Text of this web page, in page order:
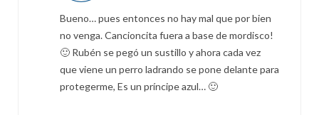
Bueno… pues entonces no hay mal que por bien
no venga. Cancioncita fuera a base de mordisco!
🙂 Rubén se pegó un sustillo y ahora cada vez
que viene un perro ladrando se pone delante para
protegerme, Es un príncipe azul… 🙂